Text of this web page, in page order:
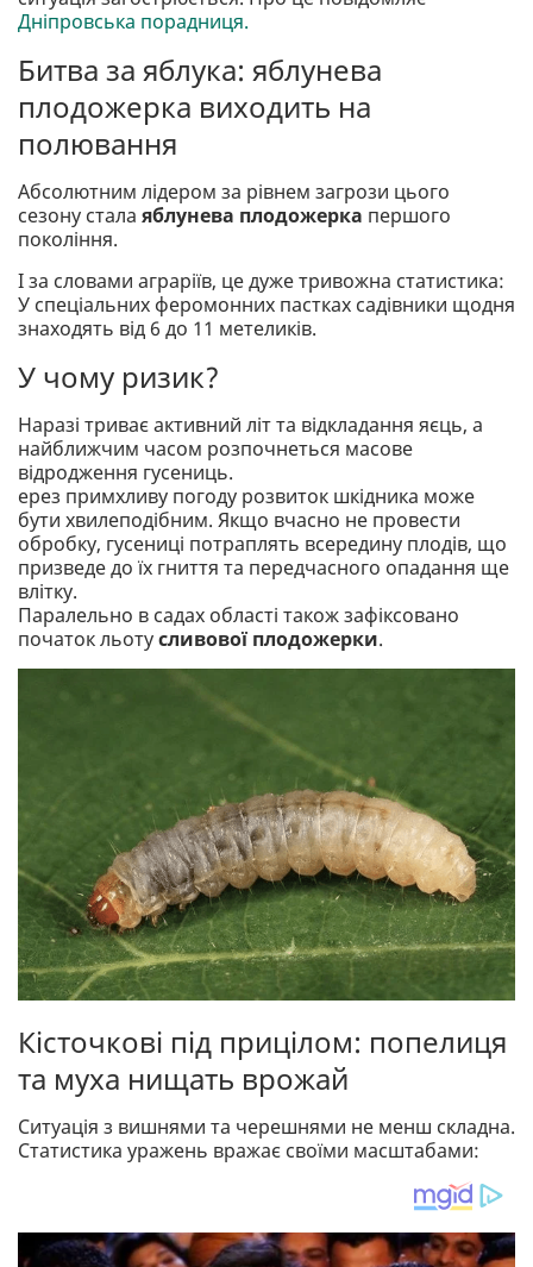
Дніпровська порадниця.
Битва за яблука: яблунева
плодожерка виходить на
полювання
Абсолютним лідером за рівнем загрози цього
сезону стала яблунева плодожерка першого
покоління.
І за словами аграріїв, це дуже тривожна статистика:
У спеціальних феромонних пастках садівники щодня
знаходять від 6 до 11 метеликів.
У чому ризик?
Наразі триває активний літ та відкладання яєць, а
найближчим часом розпочнеться масове
відродження гусениць.
ерез примхливу погоду розвиток шкідника може
бути хвилеподібним. Якщо вчасно не провести
обробку, гусениці потраплять всередину плодів, що
призведе до їх гниття та передчасного опадання ще
влітку.
Паралельно в садах області також зафіксовано
початок льотусливової плодожерки.
Кісточкові під прицілом: попелиця
та муха нищать врожай
Ситуація з вишнями та черешнями не менш складна.
Статистика уражень вражає своїми масштабами: